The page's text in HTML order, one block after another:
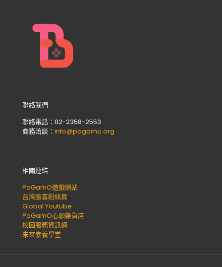
聯絡我們
聯絡電話：02-2358-2553
商務洽談： info@pagamo.org
相關連結
PaGamO遊戲網站
台灣臉書粉絲頁
Global Youtube
PaGamO心願雜貨店
校園服務資訊網
未來素養學堂